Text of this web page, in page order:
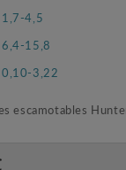
1,7-4,5
6,4-15,8
0,10-3,22
escamotables